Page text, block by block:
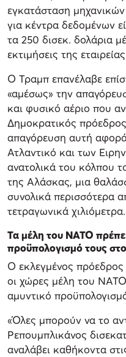
εγκατάσταση
για κέντρα δεδομένων
τα 250 δισεκ. δολάρια
εκτιμήσεις της
Ο Τραμπ επανέλαβε
«αμέσως» την
και φυσικό αέριο που
Δημοκρατικός
απαγόρευση αυτή
Ατλαντικό και των
ανατολικά του κόλπου
της Αλάσκας, μια
συνολικά περισσότερα
τετραγωνικά χιλιόμετρα.
Τα μέλη του ΝΑΤΟ
προϋπολογισμό τους
Ο εκλεγμένος
οι χώρες μέλη του
αμυντικό
«Όλες μπορούν να το
Ρεπουμπλικάνος
αναλάβει καθήκοντα